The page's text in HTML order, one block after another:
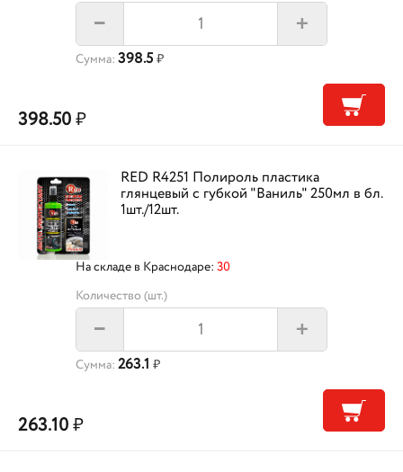
– +
Сумма: 398.5 ₽
398.50₽
RED R4251 Полироль пластика
глянцевый с губкой "Ваниль" 250мл в бл.
1шт./12шт.
На складе в Краснодаре: 30
Количество (шт.)
– +
Сумма: 263.1 ₽
263.10₽